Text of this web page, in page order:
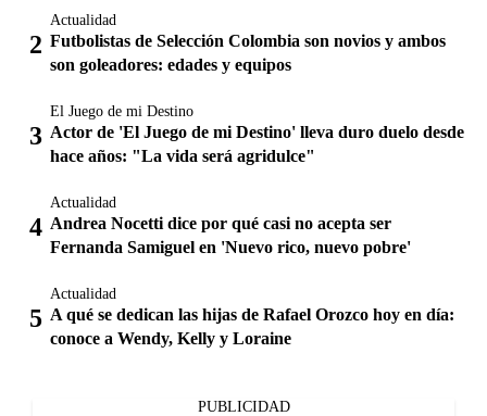
Actualidad
Futbolistas de Selección Colombia son novios y ambos
son goleadores: edades y equipos
El Juego de mi Destino
Actor de 'El Juego de mi Destino' lleva duro duelo desde
hace años: "La vida será agridulce"
Actualidad
Andrea Nocetti dice por qué casi no acepta ser
Fernanda Samiguel en 'Nuevo rico, nuevo pobre'
Actualidad
A qué se dedican las hijas de Rafael Orozco hoy en día:
conoce a Wendy, Kelly y Loraine
PUBLICIDAD